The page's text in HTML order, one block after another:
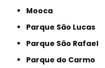
Mooca
Parque São Lucas
Parque São Rafael
Parque do Carmo